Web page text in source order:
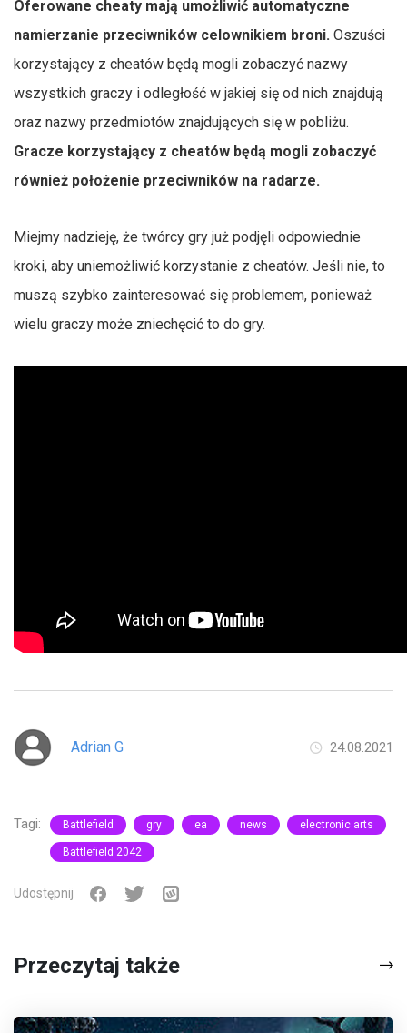
Oferowane cheaty mają umożliwić automatyczne
namierzanie przeciwników celownikiem broni. Oszuści
korzystający z cheatów będą mogli zobaczyć nazwy
wszystkich graczy i odległość w jakiej się od nich znajdują
oraz nazwy przedmiotów znajdujących się w pobliżu.
Gracze korzystający z cheatów będą mogli zobaczyć
również położenie przeciwników na radarze.
Miejmy nadzieję, że twórcy gry już podjęli odpowiednie
kroki, aby uniemożliwić korzystanie z cheatów. Jeśli nie, to
muszą szybko zainteresować się problemem, ponieważ
wielu graczy może zniechęcić to do gry.
Adrian G 24.08.2021
Tagi: Battlefield gry ea news electronic arts
Battlefield 2042
Udostępnij
Przeczytaj także